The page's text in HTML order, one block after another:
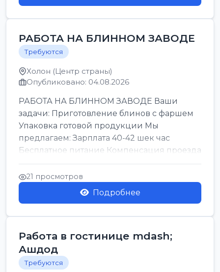
РАБОТА НА БЛИННОМ ЗАВОДЕ
Требуются
Холон (Центр страны)
Опубликовано: 04.08.2026
РАБОТА НА БЛИННОМ ЗАВОДЕ Ваши
задачи: Приготовление блинов с фаршем
Упаковка готовой продукции Мы
предлагаем: Зарплата 40-42 шек час
Бесплатное питание Компенсация проезда
Легкие условия труда График:...
21 просмотров
Подробнее
Работа в гостинице mdash;
Ашдод
Требуются